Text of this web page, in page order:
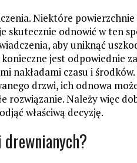
Niektóre
skutecznie odnowić w ten
aby uniknąć
jest odpowiednie
nakładami czasu i
drzwi, ich odnowa
rozwiązanie. Należy więc
właściwą decyzję.